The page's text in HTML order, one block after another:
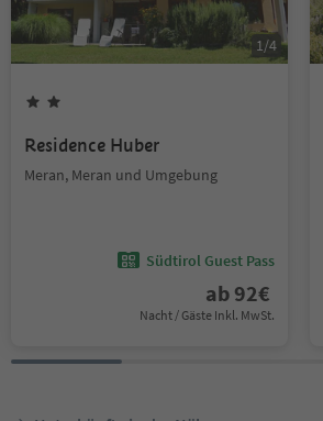
1/4
Residence Huber
Meran, Meran und Umgebung
Südtirol Guest Pass
ab 92€
Nacht / Gäste Inkl. MwSt.